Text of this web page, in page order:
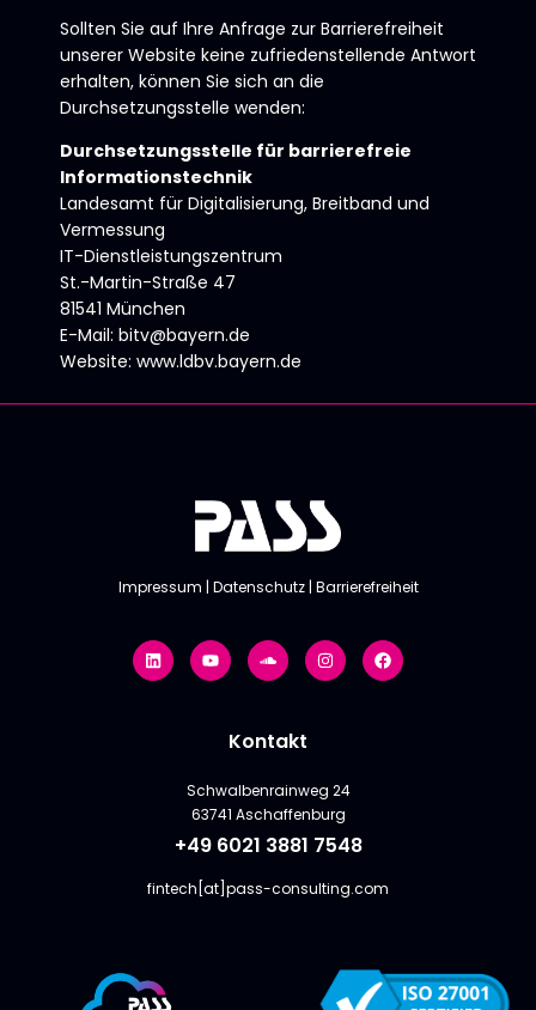
Sollten Sie auf Ihre Anfrage zur Barrierefreiheit
unserer Website keine zufriedenstellende Antwort
erhalten, können Sie sich an die
Durchsetzungsstelle wenden:
Durchsetzungsstelle für barrierefreie
Informationstechnik
Landesamt für Digitalisierung, Breitband und
Vermessung
IT-Dienstleistungszentrum
St.-Martin-Straße 47
81541 München
E-Mail: bitv@bayern.de
Website: www.ldbv.bayern.de
Impressum | Datenschutz | Barrierefreiheit
Kontakt
Schwalbenrainweg 24
63741 Aschaffenburg
+49 6021 3881 7548
fintech[at]pass-consulting.com